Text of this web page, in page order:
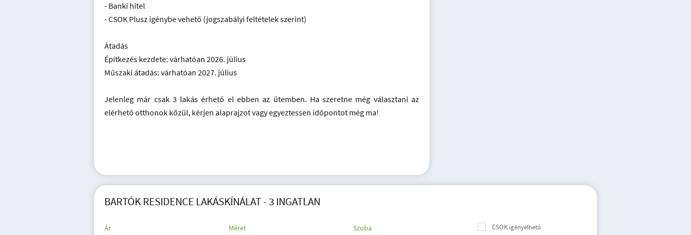
- Banki hitel
- CSOK Plusz igénybe vehető (jogszabályi feltételek szerint)
Átadás
Építkezés kezdete: várhatóan 2026. július
Műszaki átadás: várhatóan 2027. július
Jelenleg már csak 3 lakás érhető el ebben az ütemben. Ha szeretne még választani az
elérhető otthonok közül, kérjen alaprajzot vagy egyeztessen időpontot még ma!
BARTÓK RESIDENCE LAKÁSKÍNÁLAT - 3 INGATLAN
Ár Méret Szoba CSOK igényelhető